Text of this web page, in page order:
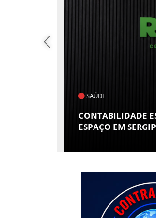
POLÍTICA
FLÁVIO CONFIRMA
VICE EM SUA